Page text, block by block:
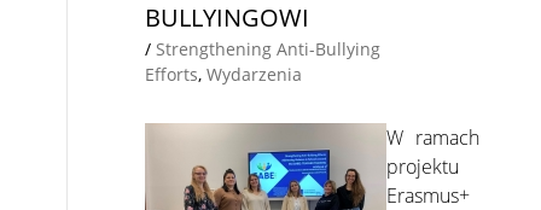
BULLYINGOWI
/ Strengthening Anti-Bullying
Efforts, Wydarzenia
W ramach
projektu
Erasmus+